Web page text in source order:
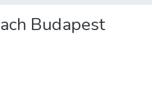
Budapest